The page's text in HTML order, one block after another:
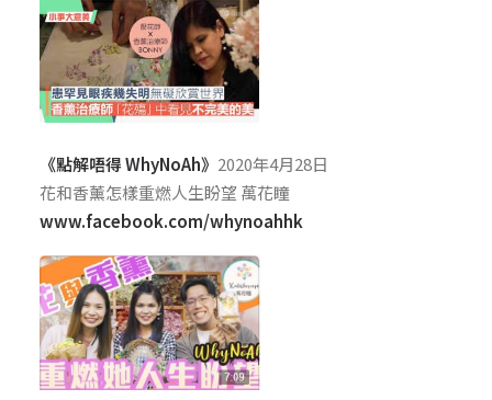
《點解唔得 WhyNoAh》 2020年4月28日
花和香薰怎樣重燃人生盼望 萬花瞳
www.facebook.com/whynoahhk